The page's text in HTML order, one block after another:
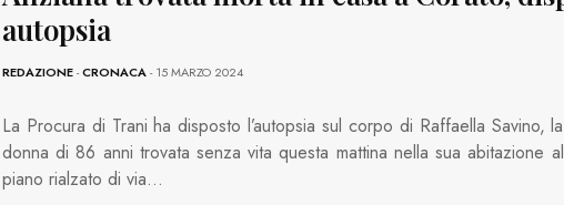
autopsia
REDAZIONE-CRONACA- 15 MARZO 2024
La Procura di Trani ha disposto l’autopsia sul corpo di Raffaella Savino, la
donna di 86 anni trovata senza vita questa mattina nella sua abitazione al
piano rialzato di via…